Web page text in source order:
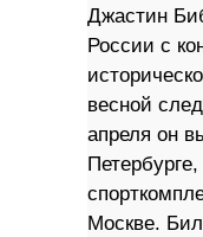
Джастин
России с
весной
апреля он
Москве.